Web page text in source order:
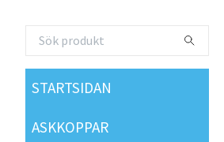
STARTSIDAN
ASKKOPPAR